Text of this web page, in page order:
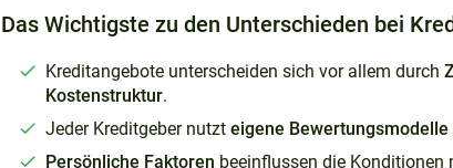
Das Wichtigste zu den Unterschieden bei
Kreditangebote unterscheiden sich vor allem durch
Kostenstruktur.
Jeder Kreditgeber nutzt eigene Bewertungsmodelle
Persönliche Faktoren beeinflussen die Konditionen